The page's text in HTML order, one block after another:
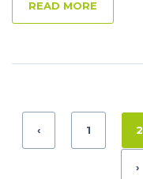
READ MORE
‹ 1 2
›